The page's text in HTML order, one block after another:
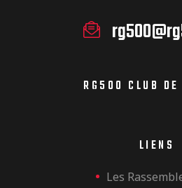
RG500 CLUB DE
LIENS
Les